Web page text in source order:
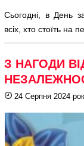
Сьогодні, в День
всіх, хто стоїть на
З НАГОДИ
24 Серпня 2024